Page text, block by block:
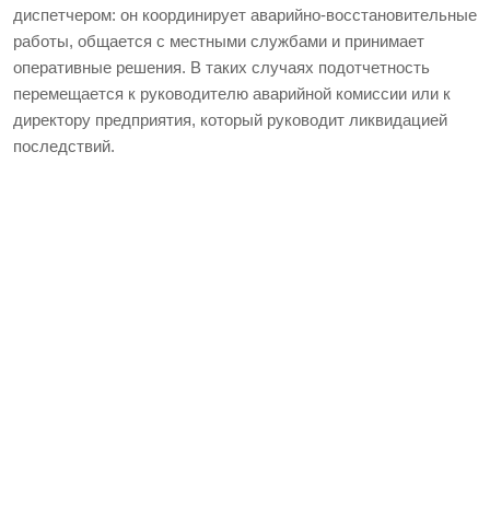
диспетчером: он координирует аварийно-восстановительные
работы, общается с местными службами и принимает
оперативные решения. В таких случаях подотчетность
перемещается к руководителю аварийной комиссии или к
директору предприятия, который руководит ликвидацией
последствий.